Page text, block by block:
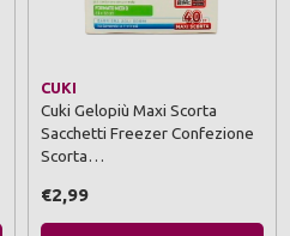
CUKI
Cuki Gelopiù Maxi Scorta
Sacchetti Freezer Confezione
Scorta…
€2,99